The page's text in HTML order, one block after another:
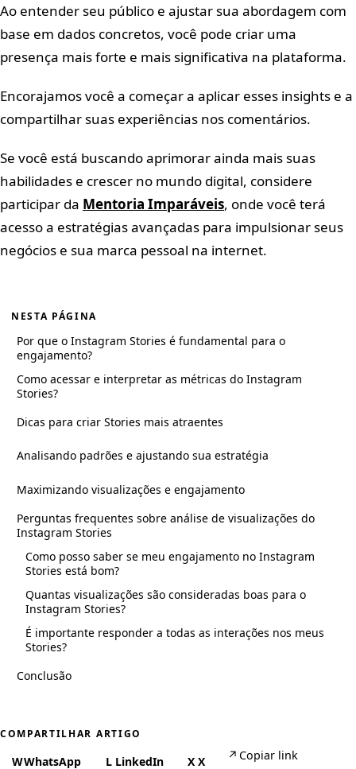
Ao entender seu público e ajustar sua abordagem com
base em dados concretos, você pode criar uma
presença mais forte e mais significativa na plataforma.
Encorajamos você a começar a aplicar esses insights e a
compartilhar suas experiências nos comentários.
Se você está buscando aprimorar ainda mais suas
habilidades e crescer no mundo digital, considere
participar da Mentoria Imparáveis, onde você terá
acesso a estratégias avançadas para impulsionar seus
negócios e sua marca pessoal na internet.
NESTA PÁGINA
Por que o Instagram Stories é fundamental para o
engajamento?
Como acessar e interpretar as métricas do Instagram
Stories?
Dicas para criar Stories mais atraentes
Analisando padrões e ajustando sua estratégia
Maximizando visualizações e engajamento
Perguntas frequentes sobre análise de visualizações do
Instagram Stories
Como posso saber se meu engajamento no Instagram
Stories está bom?
Quantas visualizações são consideradas boas para o
Instagram Stories?
É importante responder a todas as interações nos meus
Stories?
Conclusão
COMPARTILHAR ARTIGO
WWhatsApp L LinkedIn X X ↗ Copiar link